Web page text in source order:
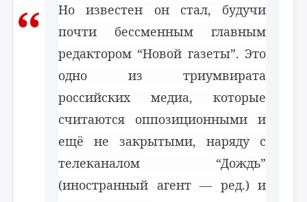
Но известен он стал, будучи
почти бессменным главным
редактором “Новой газеты”. Это
одно из триумвирата
российских медиа, которые
считаются оппозиционными и
ещё не закрытыми, наряду с
телеканалом “Дождь”
(иностранный агент — ред.) и